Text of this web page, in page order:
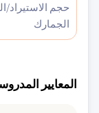
حجم الاستيراد/
الجمارك
المعايير